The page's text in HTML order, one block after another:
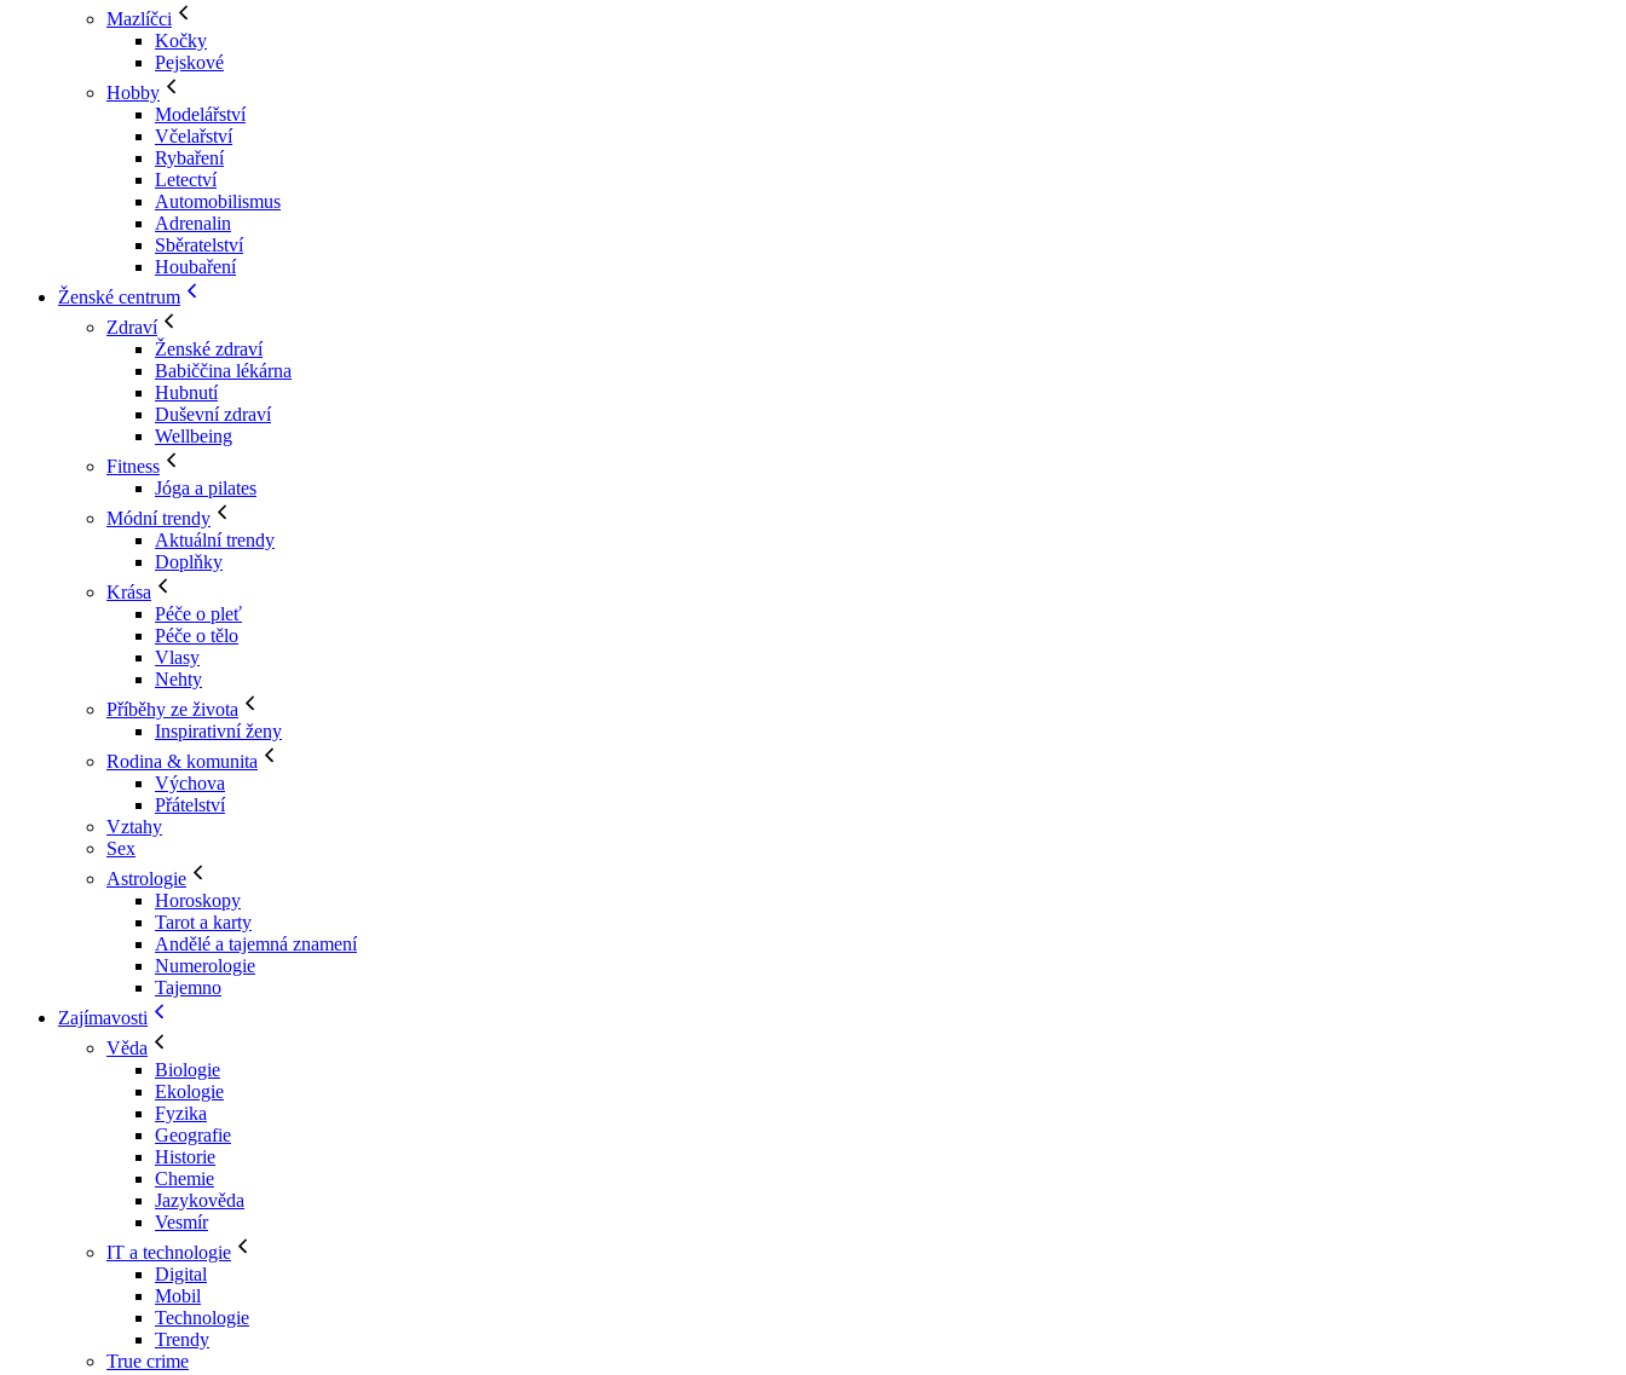
Mazlíčci
Kočky
Pejskové
Hobby
Modelářství
Včelařství
Rybaření
Letectví
Automobilismus
Adrenalin
Sběratelství
Houbaření
Ženské centrum
Zdraví
Ženské zdraví
Babiččina lékárna
Hubnutí
Duševní zdraví
Wellbeing
Fitness
Jóga a pilates
Módní trendy
Aktuální trendy
Doplňky
Krása
Péče o pleť
Péče o tělo
Vlasy
Nehty
Příběhy ze života
Inspirativní ženy
Rodina & komunita
Výchova
Přátelství
Vztahy
Sex
Astrologie
Horoskopy
Tarot a karty
Andělé a tajemná znamení
Numerologie
Tajemno
Zajímavosti
Věda
Biologie
Ekologie
Fyzika
Geografie
Historie
Chemie
Jazykověda
Vesmír
IT a technologie
Digital
Mobil
Technologie
Trendy
True crime